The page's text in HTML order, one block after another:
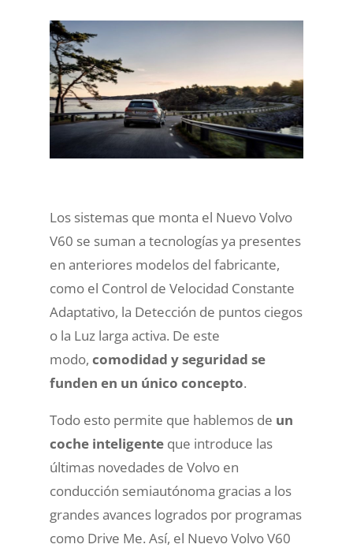
Los sistemas que monta el Nuevo Volvo
V60 se suman a tecnologías ya presentes
en anteriores modelos del fabricante,
como el Control de Velocidad Constante
Adaptativo, la Detección de puntos ciegos
o la Luz larga activa. De este
modo, comodidad y seguridad se
funden en un único concepto.
Todo esto permite que hablemos de un
coche inteligenteque introduce las
últimas novedades de Volvo en
conducción semiautónoma gracias a los
grandes avances logrados por programas
como Drive Me. Así, el Nuevo Volvo V60